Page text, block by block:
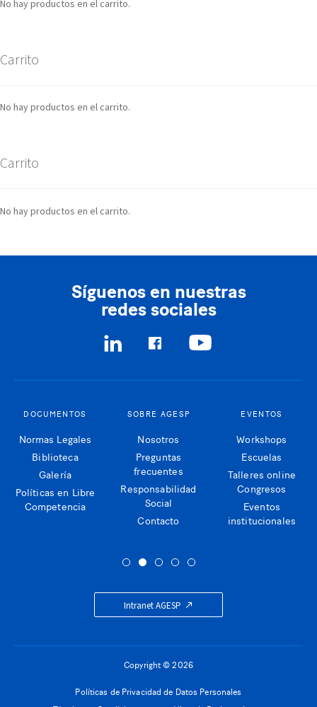
No hay productos en el carrito.
Carrito
No hay productos en el carrito.
Carrito
No hay productos en el carrito.
Síguenos en nuestras
redes sociales
DOCUMENTOS
Normas Legales
Biblioteca
Galería
Políticas en Libre
Competencia
SOBRE AGESP
Nosotros
Preguntas
frecuentes
Responsabilidad
Social
Contacto
EVENTOS
Workshops
Escuelas
Talleres online
Congresos
Eventos
institucionales
Intranet AGESP
Copyright © 2026
Políticas de Privacidad de Datos Personales